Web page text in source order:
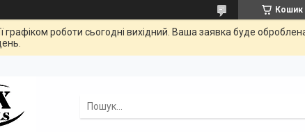
Кошик
роботи сьогодні вихідний. Ваша заявка буде